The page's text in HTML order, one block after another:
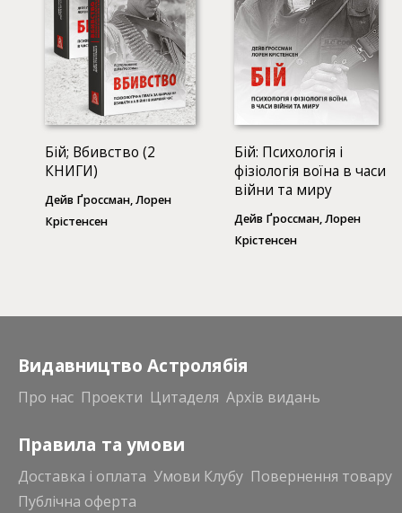
Бій; Вбивство (2
КНИГИ)
Дейв Ґроссман, Лорен
Крістенсен
Бій: Психологія і
фізіологія воїна в часи
війни та миру
Дейв Ґроссман, Лорен
Крістенсен
Видавництво Астролябія
Про нас Проекти Цитаделя Архів видань
Правила та умови
Доставка і оплата Умови Клубу Повернення товару
Публічна оферта